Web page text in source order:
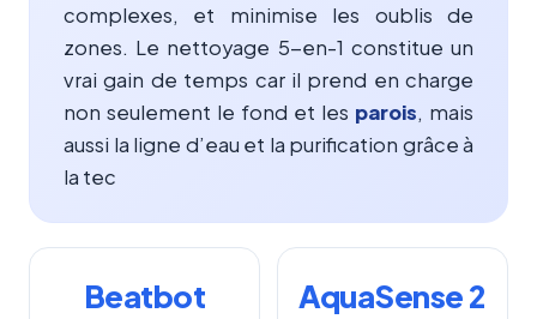
complexes, et minimise les oublis de
zones. Le nettoyage 5-en-1 constitue un
vrai gain de temps car il prend en charge
non seulement le fond et les parois, mais
aussi la ligne d’eau et la purification grâce à
la tec
Beatbot
AquaSense 2